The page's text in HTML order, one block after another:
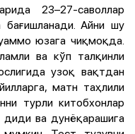
23–27-саволлар
Айни шу
юзага чиқмоқда.
ва кўп талқинли
узоқ вақтдан
матн таҳлили
турли китобхонлар
ва дунёқарашига